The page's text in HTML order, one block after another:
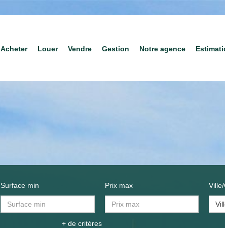
Acheter Louer Vendre Gestion Notre agence
Surface min Prix max
+ de critères